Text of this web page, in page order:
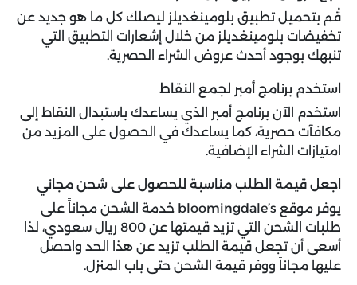
قُم بتحميل تطبيق بلومينغديلز ليصلك كل ما هو جديد عن
تخفيضات بلومينغديلز من خلال إشعارات التطبيق التي
تنبهك بوجود أحدث عروض الشراء الحصرية.
استخدم برنامج أمبر لجمع النقاط
استخدم الآن برنامج أمبر الذي يساعدك باستبدال النقاط إلى
مكافآت حصرية، كما يساعدك في الحصول على المزيد من
امتيازات الشراء الإضافية.
اجعل قيمة الطلب مناسبة للحصول على شحن مجاني
يوفر موقع bloomingdale’s خدمة الشحن مجاناً على
طلبات الشحن التي تزيد قيمتها عن 800 ريال سعودي، لذا
أسعى أن تجعل قيمة الطلب تزيد عن هذا الحد واحصل
عليها مجاناً ووفر قيمة الشحن حتى باب المنزل.